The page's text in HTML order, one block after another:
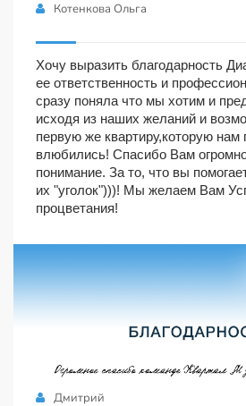
Котенкова Ольга
Хочу выразить благодарность
ее ответственность и
сразу поняла что мы хотим и
исходя из наших желаний и
первую же квартиру,которую нам
влюбились! Спасибо Вам
понимание. За то, что вы
их "уголок")))! Мы желаем Вам
процветания!
Дмитрий